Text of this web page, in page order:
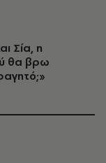
Σία, η
θα βρω